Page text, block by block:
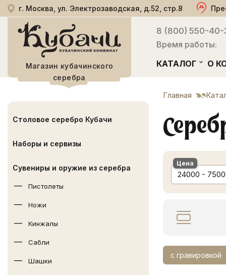
г. Москва, ул. Электрозаводская, д.52, стр.8
Магазин кубачинского
серебра
8 (800) 550-40-
Время работы:
КАТАЛОГ
О
Столовое серебро Кубачи
Наборы и сервизы
Сувениры и оружие из серебра
Пистолеты
Ножи
Кинжалы
Сабли
Шашки
Главная
Цена
24000 -
с гравировкой